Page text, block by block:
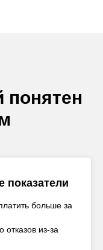
понятен
показатели
больше за
отказов из-за